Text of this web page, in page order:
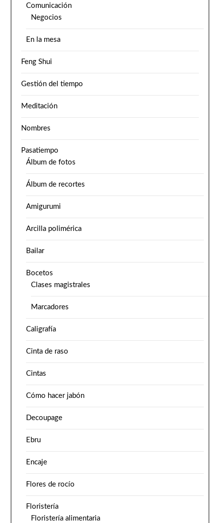
Comunicación
Negocios
En la mesa
Feng Shui
Gestión del tiempo
Meditación
Nombres
Pasatiempo
Álbum de fotos
Álbum de recortes
Amigurumi
Arcilla polimérica
Bailar
Bocetos
Clases magistrales
Marcadores
Caligrafía
Cinta de raso
Cintas
Cómo hacer jabón
Decoupage
Ebru
Encaje
Flores de rocío
Floristería
Floristería alimentaria